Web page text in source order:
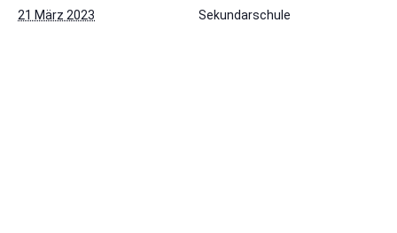
21 März 2023
Sekundarschule